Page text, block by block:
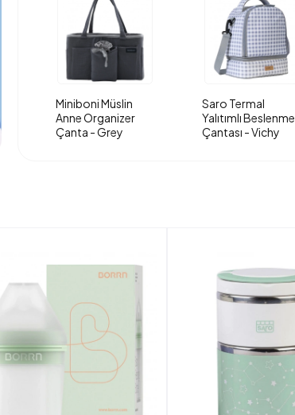
Miniboni Müslin
Anne Organizer
Çanta - Grey
Saro Termal
Yalıtımlı Beslenme
Çantası - Vichy